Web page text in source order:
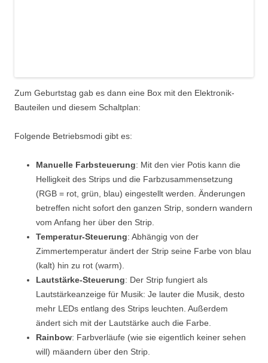
Zum Geburtstag gab es dann eine Box mit den Elektronik-
Bauteilen und diesem Schaltplan:
Folgende Betriebsmodi gibt es:
Manuelle Farbsteuerung: Mit den vier Potis kann die
Helligkeit des Strips und die Farbzusammensetzung
(RGB = rot, grün, blau) eingestellt werden. Änderungen
betreffen nicht sofort den ganzen Strip, sondern wandern
vom Anfang her über den Strip.
Temperatur-Steuerung: Abhängig von der
Zimmertemperatur ändert der Strip seine Farbe von blau
(kalt) hin zu rot (warm).
Lautstärke-Steuerung: Der Strip fungiert als
Lautstärkeanzeige für Musik: Je lauter die Musik, desto
mehr LEDs entlang des Strips leuchten. Außerdem
ändert sich mit der Lautstärke auch die Farbe.
Rainbow: Farbverläufe (wie sie eigentlich keiner sehen
will) mäandern über den Strip.